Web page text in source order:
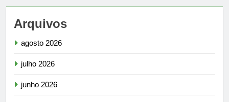
Arquivos
agosto 2026
julho 2026
junho 2026